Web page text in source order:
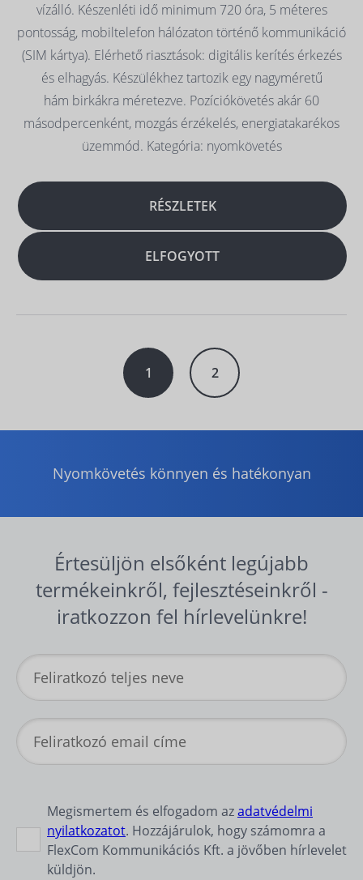
vízálló. Készenléti idő minimum 720 óra, 5 méteres
pontosság, mobiltelefon hálózaton történő kommunikáció
(SIM kártya). Elérhető riasztások: digitális kerítés érkezés
és elhagyás. Készülékhez tartozik egy nagyméretű
hám birkákra méretezve. Pozíciókövetés akár 60
másodpercenként, mozgás érzékelés, energiatakarékos
üzemmód. Kategória: nyomkövetés
RÉSZLETEK
ELFOGYOTT
1 2
Nyomkövetés könnyen és hatékonyan
Értesüljön elsőként legújabb
termékeinkről, fejlesztéseinkről -
iratkozzon fel hírlevelünkre!
Megismertem és elfogadom azadatvédelmi
nyilatkozatot. Hozzájárulok, hogy számomra a
FlexCom Kommunikációs Kft. a jövőben hírlevelet
küldjön.